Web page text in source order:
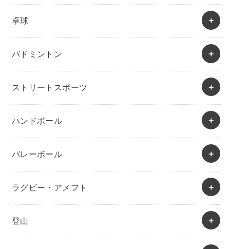
卓球
バドミントン
ストリートスポーツ
ハンドボール
バレーボール
ラグビー・アメフト
登山